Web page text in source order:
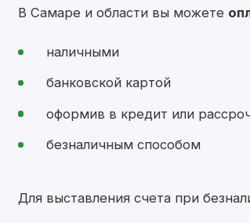
В Самаре и области вы можете
наличными
банковской картой
оформив в кредит или
безналичным способом
Для выставления счета при